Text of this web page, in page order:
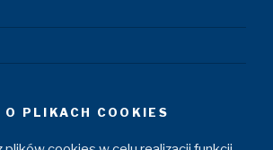
O PLIKACH COOKIES